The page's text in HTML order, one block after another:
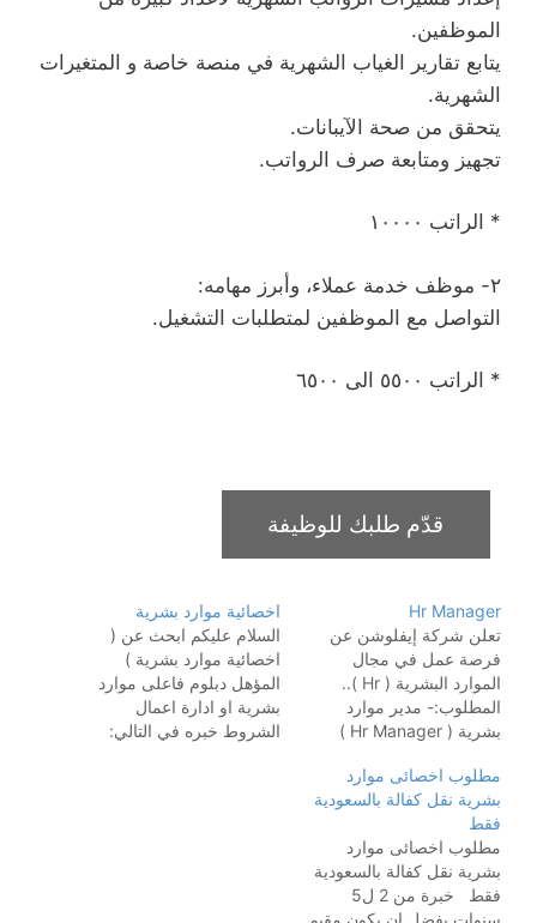
الموظفين.
يتابع تقارير الغياب الشهرية في منصة خاصة و المتغيرات
الشهرية.
يتحقق من صحة الآيبانات.
تجهيز ومتابعة صرف الرواتب.
* الراتب ١٠٠٠٠
٢- موظف خدمة عملاء، وأبرز مهامه:
التواصل مع الموظفين لمتطلبات التشغيل.
* الراتب ٥٥٠٠ الى ٦٥٠٠
Hr Manager
تعلن شركة إيفلوشن عن
فرصة عمل في مجال
الموارد البشرية ( Hr )..
المطلوب:- مدير موارد
بشرية ( Hr Manager )
الوظيفية المطلوبة :- -
مسؤول عن ملف التوظيف
وكل ما يندرج تحته من
مسؤوليات. - صرف
الرواتب. - توفير الخدمات
الإدارية على أكمل وجه…
اخصائية موارد بشرية
السلام عليكم ابحث عن (
اخصائية موارد بشرية )
المؤهل دبلوم فاعلى موارد
بشرية او ادارة اعمال
الشروط خبره في التالي:
مطلوب اخصائى موارد
بشرية نقل كفالة بالسعودية
فقط
مطلوب اخصائى موارد
بشرية نقل كفالة بالسعودية
فقط خبرة من 2 ل5